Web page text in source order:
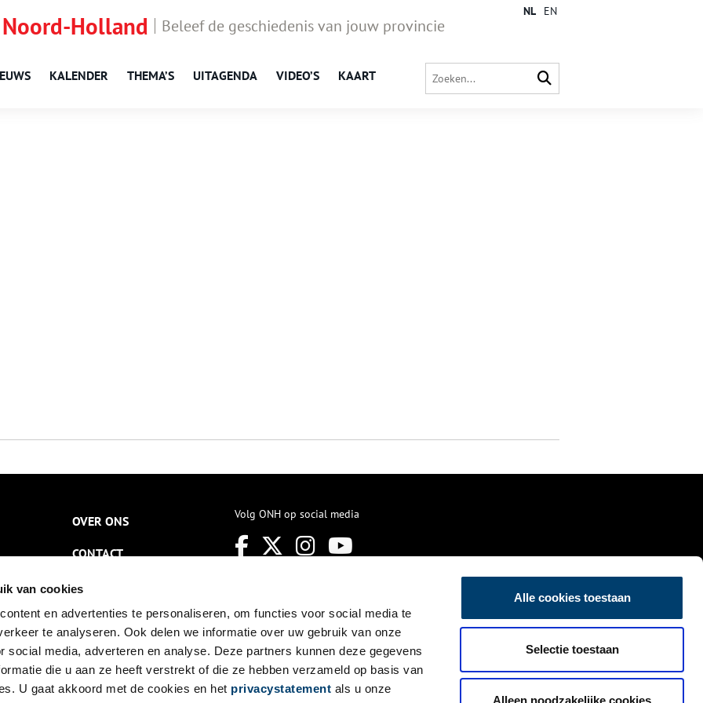
van cookies
en advertenties te personaliseren, om functies voor social media te
te analyseren. Ook delen we informatie over uw gebruik van onze
social media, adverteren en analyse. Deze partners kunnen deze gegevens
die u aan ze heeft verstrekt of die ze hebben verzameld op basis van
U gaat akkoord met de cookies en het privacystatement als u onze
Alle cookies toestaan
Selectie toestaan
Alleen noodzakelijke cookies
Holland Beleef de geschiedenis van jouw provincie
KALENDER THEMA’S UITAGENDA VIDEO’S KAART
NL EN
OVER ONS
CONTACT
NIEUWSBRIEF
DISCLAIMER
PRIVACY
TOEGANKELIJKHEID
Volg ONH op social media